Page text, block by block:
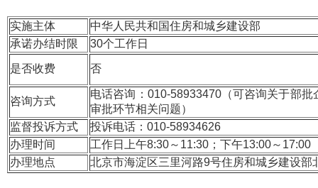
实施主体
中华人民共和国住房和城乡建设部
承诺办结时限
30个工作日
是否收费 否
咨询方式
电话咨询：010-58933470（可咨询关于部
审批环节相关问题）
监督投诉方式
投诉电话：010-58934626
办理时间
工作日上午8:30～11:30；下午13:00～17:00
办理地点
北京市海淀区三里河路9号住房和城乡建设部